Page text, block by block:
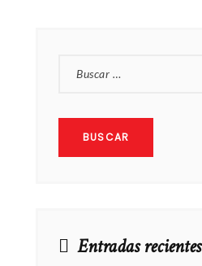
Entradas recientes